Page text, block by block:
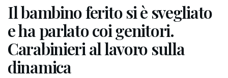
Il bambino ferito si è svegliato
e ha parlato coi genitori.
Carabinieri al lavoro sulla
dinamica